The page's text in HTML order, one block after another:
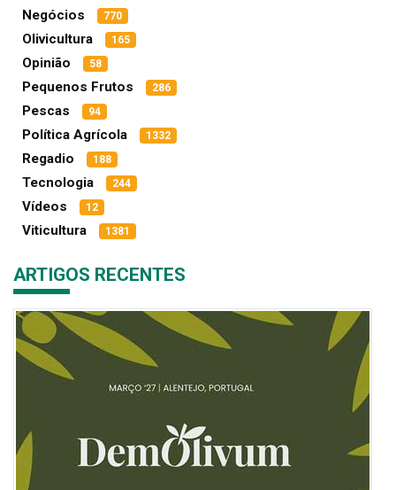
Negócios 770
Olivicultura 165
Opinião 58
Pequenos Frutos 286
Pescas 94
Política Agrícola 1332
Regadio 188
Tecnologia 244
Vídeos 12
Viticultura 1381
ARTIGOS RECENTES